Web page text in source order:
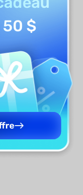
à
le
50 $